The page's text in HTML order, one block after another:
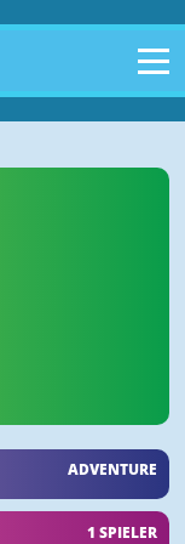
ADVENTURE
1 SPIELER